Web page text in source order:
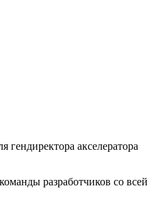
гендиректора акселератора
разработчиков со всей